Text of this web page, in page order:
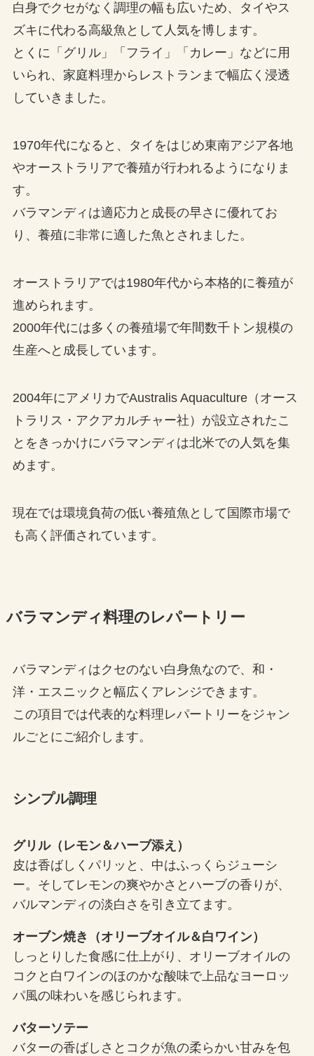
白身でクセがなく調理の幅も広いため、タイやス
ズキに代わる高級魚として人気を博します。
とくに「グリル」「フライ」「カレー」などに用
いられ、家庭料理からレストランまで幅広く浸透
していきました。
1970年代になると、タイをはじめ東南アジア各地
やオーストラリアで養殖が行われるようになりま
す。
バラマンディは適応力と成長の早さに優れてお
り、養殖に非常に適した魚とされました。
オーストラリアでは1980年代から本格的に養殖が
進められます。
2000年代には多くの養殖場で年間数千トン規模の
生産へと成長しています。
2004年にアメリカでAustralis Aquaculture（オース
トラリス・アクアカルチャー社）が設立されたこ
とをきっかけにバラマンディは北米での人気を集
めます。
現在では環境負荷の低い養殖魚として国際市場で
も高く評価されています。
バラマンディ料理のレパートリー
バラマンディはクセのない白身魚なので、和・
洋・エスニックと幅広くアレンジできます。
この項目では代表的な料理レパートリーをジャン
ルごとにご紹介します。
シンプル調理
グリル（レモン＆ハーブ添え）
皮は香ばしくパリッと、中はふっくらジューシ
ー。そしてレモンの爽やかさとハーブの香りが、
バルマンディの淡白さを引き立てます。
オーブン焼き（オリーブオイル＆白ワイン）
しっとりした食感に仕上がり、オリーブオイルの
コクと白ワインのほのかな酸味で上品なヨーロッ
パ風の味わいを感じられます。
バターソテー
バターの香ばしさとコクが魚の柔らかい甘みを包